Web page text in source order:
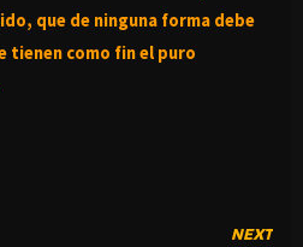
que de ninguna forma debe
tienen como fin el puro
NEXT